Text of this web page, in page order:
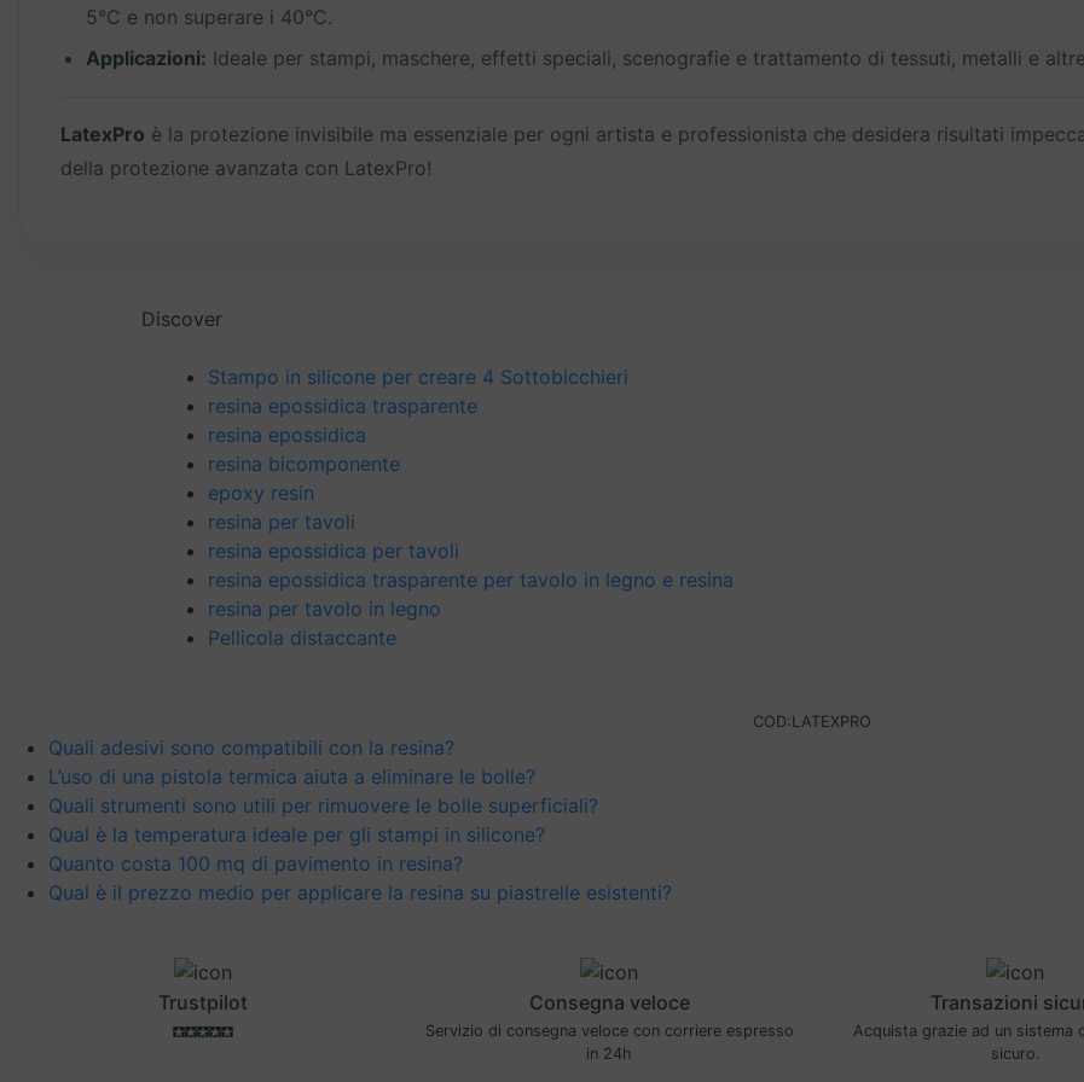
5°C e non superare i 40°C.
Applicazioni: Ideale per stampi, maschere, effetti speciali, scenografie e trattamento di tessuti, metalli e
LatexPro è la protezione invisibile ma essenziale per ogni artista e professionista che desidera risultati
della protezione avanzata con LatexPro!
Discover
Stampo in silicone per creare 4 Sottobicchieri
resina epossidica trasparente
resina epossidica
resina bicomponente
epoxy resin
resina per tavoli
resina epossidica per tavoli
resina epossidica trasparente per tavolo in legno e resina
resina per tavolo in legno
Pellicola distaccante
COD:LATEXPRO
Quali adesivi sono compatibili con la resina?
L’uso di una pistola termica aiuta a eliminare le bolle?
Quali strumenti sono utili per rimuovere le bolle superficiali?
Qual è la temperatura ideale per gli stampi in silicone?
Quanto costa 100 mq di pavimento in resina?
Qual è il prezzo medio per applicare la resina su piastrelle esistenti?
Trustpilot Consegna veloce
Servizio di consegna veloce con corriere espresso
in 24h
Transazioni
Acquista grazie ad un sistema
sicuro.